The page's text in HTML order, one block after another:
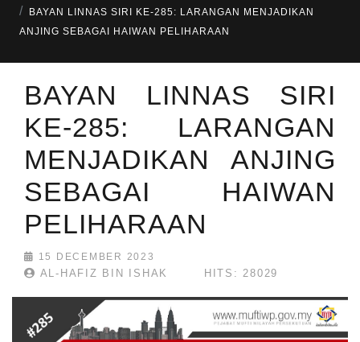
BAYAN LINNAS SIRI KE-285: LARANGAN MENJADIKAN
ANJING SEBAGAI HAIWAN PELIHARAAN
BAYAN LINNAS SIRI
KE-285: LARANGAN
MENJADIKAN ANJING
SEBAGAI HAIWAN
PELIHARAAN
15 DECEMBER 2023
AL-HAFIZ BIN ISHAK HITS: 28029